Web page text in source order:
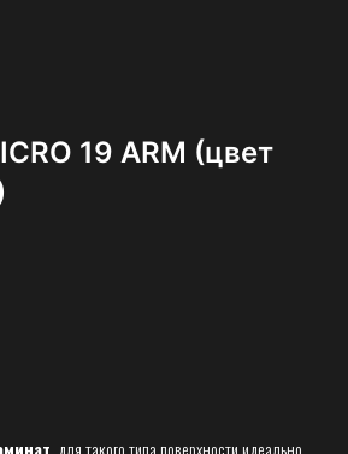
19 ARM (цвет
, для такого типа поверхности идеально